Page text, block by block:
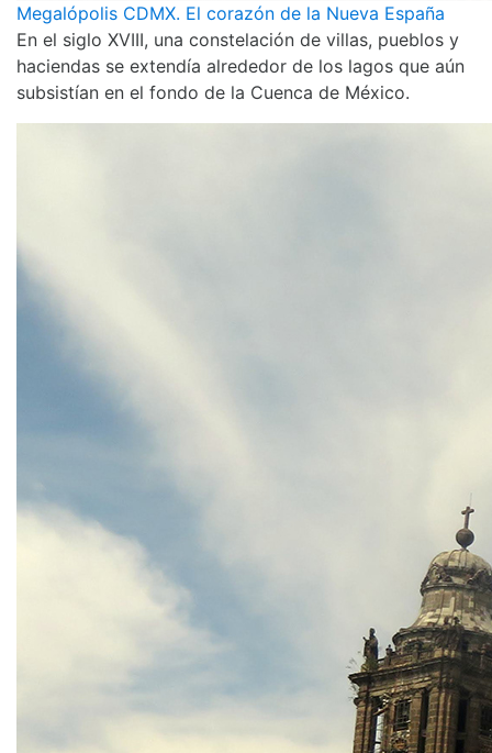
Megalópolis CDMX. El corazón de la Nueva España
En el siglo XVIII, una constelación de villas, pueblos y
haciendas se extendía alrededor de los lagos que aún
subsistían en el fondo de la Cuenca de México.